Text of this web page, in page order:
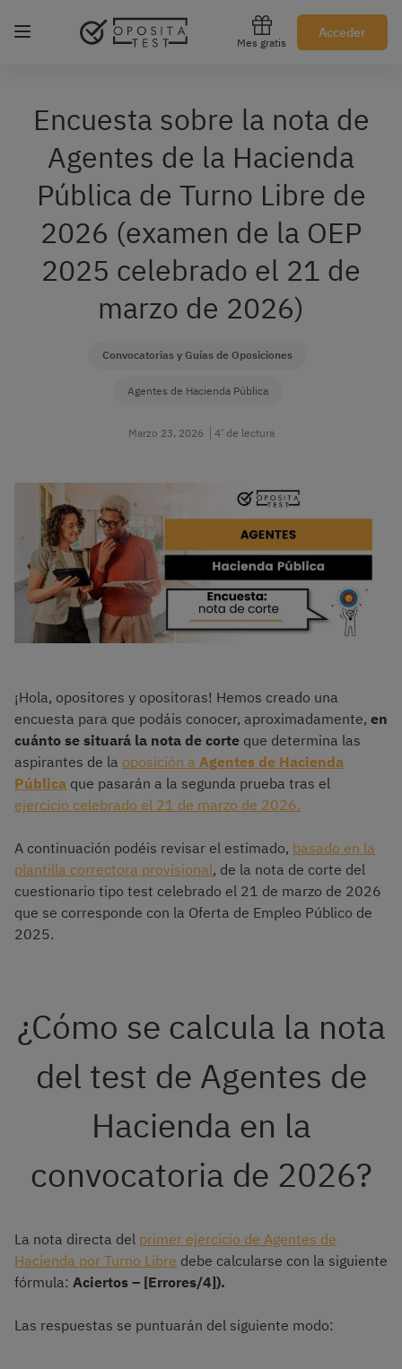
Mes gratis
Acceder
Regístrate gratis
Encuesta sobre la nota de
Agentes de la Hacienda
Pública de Turno Libre de
2026 (examen de la OEP
2025 celebrado el 21 de
marzo de 2026)
Convocatorias y Guías de Oposiciones
Agentes de Hacienda Pública
Marzo 23, 2026 4’ de lectura
¡Hola, opositores y opositoras! Hemos creado una
encuesta para que podáis conocer, aproximadamente, en
cuánto se situará la nota de corte que determina las
aspirantes de la oposición a Agentes de Hacienda
Pública que pasarán a la segunda prueba tras el
ejercicio celebrado el 21 de marzo de 2026.
A continuación podéis revisar el estimado, basado en la
plantilla correctora provisional, de la nota de corte del
cuestionario tipo test celebrado el 21 de marzo de 2026
que se corresponde con la Oferta de Empleo Público de
2025.
¿Cómo se calcula la nota
del test de Agentes de
Hacienda en la
convocatoria de 2026?
La nota directa del primer ejercicio de Agentes de
Hacienda por Turno Libre debe calcularse con la siguiente
fórmula: Aciertos – [Errores/4]).
Las respuestas se puntuarán del siguiente modo: